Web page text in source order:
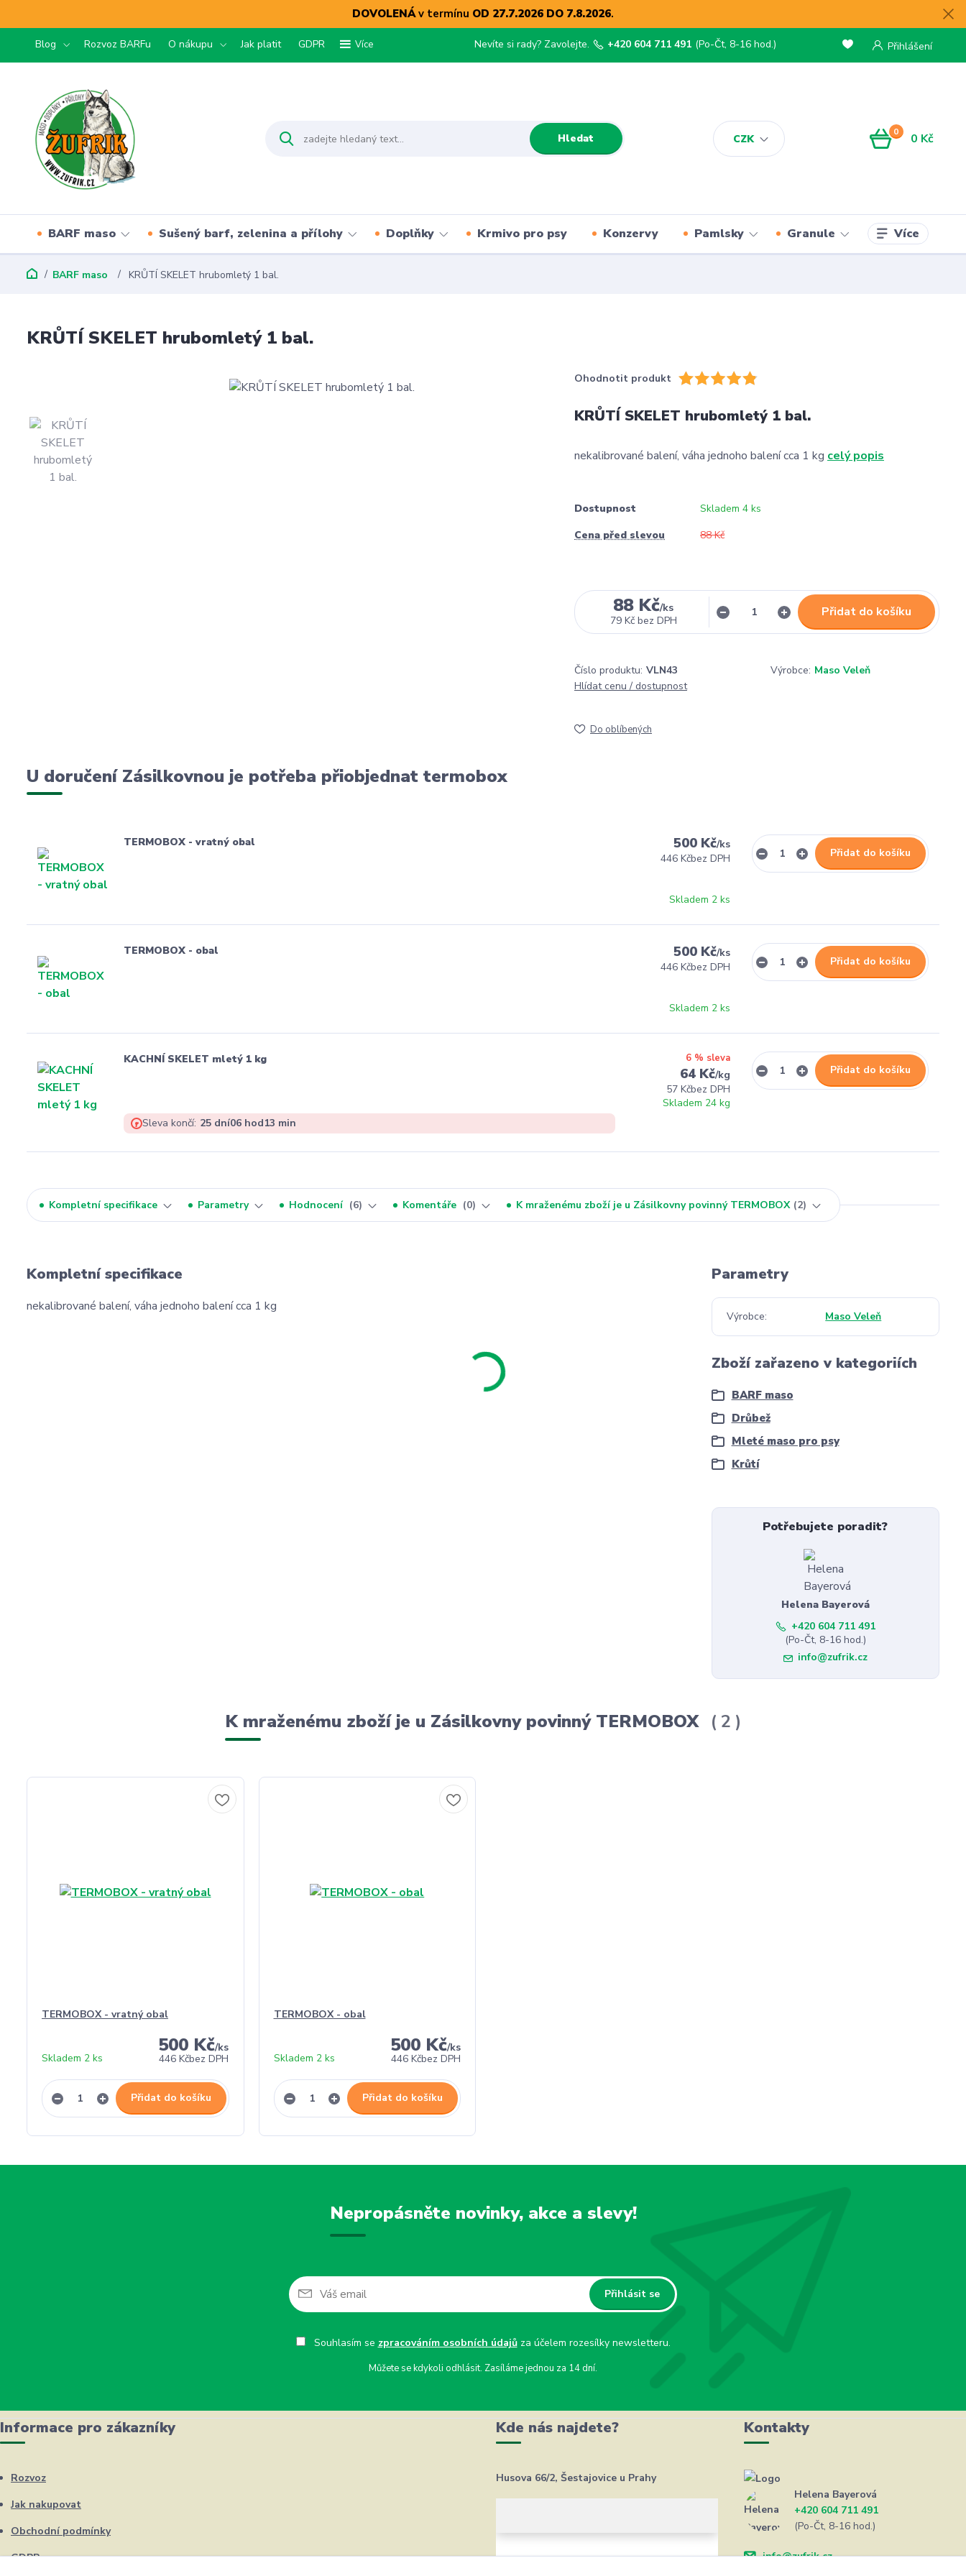
DOVOLENÁv termínu OD 27.7.2026 DO 7.8.2026.
Blog Rozvoz BARFu O nákupu Jak platit GDPR Více
CZK
Přihlášení
Hledat
Nevíte si rady? Zavolejte. +420 604 711 491 (Po-Čt, 8-16 hod.)
0 0 Kč
BARF maso Sušený barf, zelenina a přílohy Doplňky Krmivo pro psy Konzervy Pamlsky Granule Více
BARF maso KRŮTÍ SKELET hrubomletý 1 bal.
KRŮTÍ SKELET hrubomletý 1 bal.
Ohodnotit produkt
KRŮTÍ SKELET hrubomletý 1 bal.
nekalibrované balení, váha jednoho balení cca 1 kg celý popis
Dostupnost
Skladem 4 ks
Cena před slevou
88 Kč
88 Kč/ks
79 Kč bez DPH
Přidat do košíku
Číslo produktu: VLN43 Výrobce: Maso Veleň
Hlídat cenu / dostupnost
Do oblíbených
U doručení Zásilkovnou je potřeba přiobjednat termobox
TERMOBOX - vratný obal 500 Kč/ks
446 Kčbez DPH
Skladem 2 ks
Přidat do košíku
TERMOBOX - obal 500 Kč/ks
446 Kčbez DPH
Skladem 2 ks
Přidat do košíku
KACHNÍ SKELET mletý 1 kg 6 % sleva
64 Kč/kg
57 Kčbez DPH
Skladem 24 kg
Sleva končí: 25 dní06 hod13 min
Přidat do košíku
Kompletní specifikace Parametry Hodnocení 6 Komentáře 0 K mraženému zboží je u Zásilkovny povinný TERMOBOX 2
Kompletní specifikace
nekalibrované balení, váha jednoho balení cca 1 kg
Parametry
Výrobce Maso Veleň
Zboží zařazeno v kategoriích
BARF maso
Drůbež
Mleté maso pro psy
Krůtí
Potřebujete poradit?
Helena Bayerová
+420 604 711 491
(Po-Čt, 8-16 hod.)
info@zufrik.cz
K mraženému zboží je u Zásilkovny povinný TERMOBOX 2
TERMOBOX - vratný obal
500 Kč/ks
446 Kčbez DPH
Skladem 2 ks
Přidat do košíku
TERMOBOX - obal
500 Kč/ks
446 Kčbez DPH
Skladem 2 ks
Přidat do košíku
Nepropásněte novinky, akce a slevy!
Přihlásit se
Souhlasím se zpracováním osobních údajůza účelem rozesílky newsletteru.
Můžete se kdykoli odhlásit. Zasíláme jednou za 14 dní.
Informace pro zákazníky
Rozvoz
Jak nakupovat
Obchodní podmínky
GDPR
Kde nás najdete?
Husova 66/2, Šestajovice u Prahy
Kontakty
Helena Bayerová
+420 604 711 491
(Po-Čt, 8-16 hod.)
info@zufrik.cz